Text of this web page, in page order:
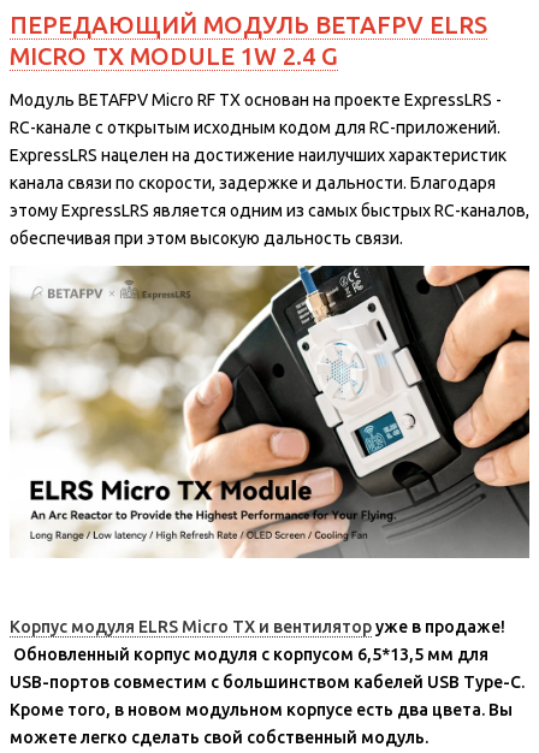
ПЕРЕДАЮЩИЙ МОДУЛЬ BETAFPV ELRS
MICRO TX MODULE 1W 2.4 G
Модуль BETAFPV Micro RF TX основан на проекте ExpressLRS -
RC-канале с открытым исходным кодом для RC-приложений.
ExpressLRS нацелен на достижение наилучших характеристик
канала связи по скорости, задержке и дальности. Благодаря
этому ExpressLRS является одним из самых быстрых RC-каналов,
обеспечивая при этом высокую дальность связи.
Корпус модуля ELRS Micro TX и вентиляторуже в продаже!
Обновленный корпус модуля с корпусом 6,5*13,5 мм для
USB-портов совместим с большинством кабелей USB Type-C.
Кроме того, в новом модульном корпусе есть два цвета. Вы
можете легко сделать свой собственный модуль.